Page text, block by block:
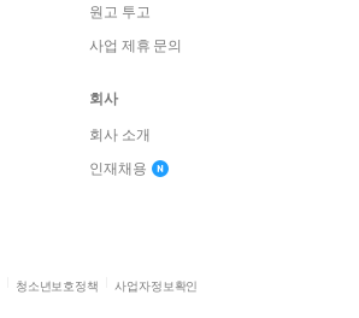
원고 투고
사업 제휴 문의
회사
회사 소개
인재채용
청소년보호정책 사업자정보확인